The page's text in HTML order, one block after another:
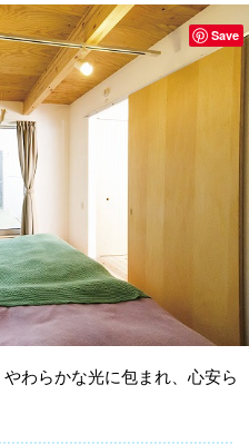
わらかな光に包まれ、心安ら
Save